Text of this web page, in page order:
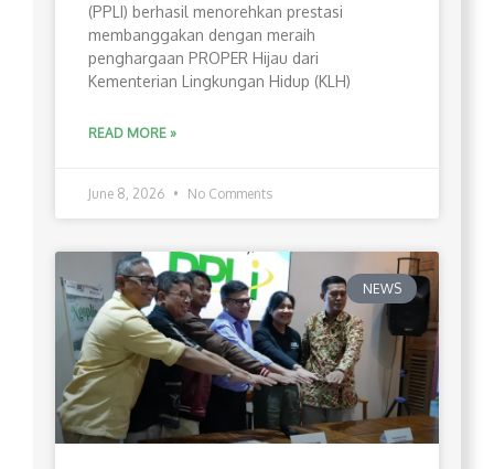
(PPLI) berhasil menorehkan prestasi
membanggakan dengan meraih
penghargaan PROPER Hijau dari
Kementerian Lingkungan Hidup (KLH)
READ MORE »
June 8, 2026 No Comments
NEWS